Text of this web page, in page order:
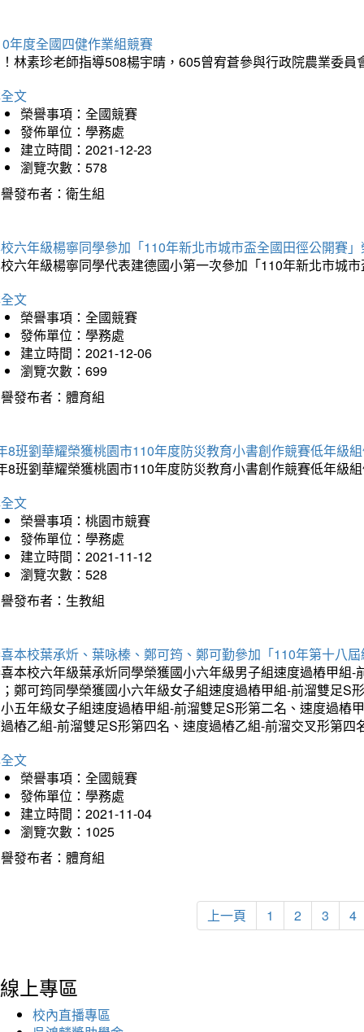
年度全國四健作業組競賽
林素珍老師指導508楊宇晴，605曾宥蒼參與行政院農業委
文
榮譽事項：全國競賽
發佈單位：學務處
建立時間：2021-12-23
瀏覽次數：578
發布者：衛生組
六年級楊寧同學參加「110年新北市城市盃全國田徑公開賽
六年級楊寧同學代表建德國小第一次參加「110年新北市城
文
榮譽事項：全國競賽
發佈單位：學務處
建立時間：2021-12-06
瀏覽次數：699
發布者：體育組
8班劉華耀榮獲桃園市110年度防災教育小書創作競賽低年級
8班劉華耀榮獲桃園市110年度防災教育小書創作競賽低年級
文
榮譽事項：桃園市競賽
發佈單位：學務處
建立時間：2021-11-12
瀏覽次數：528
發布者：生教組
本校葉承炘、葉咏榛、鄭可筠、鄭可勤參加「110年第十八
本校六年級葉承炘同學榮獲國小六年級男子組速度過樁甲組
鄭可筠同學榮獲國小六年級女子組速度過樁甲組-前溜雙足S
五年級女子組速度過樁甲組-前溜雙足S形第二名、速度過樁
樁乙組-前溜雙足S形第四名、速度過樁乙組-前溜交叉形第四
文
榮譽事項：全國競賽
發佈單位：學務處
建立時間：2021-11-04
瀏覽次數：1025
發布者：體育組
上一頁 1 2 3 4
線上專區
校內直播專區